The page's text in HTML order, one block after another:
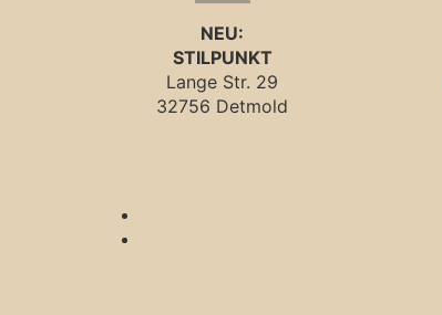
NEU:
STILPUNKT
Lange Str. 29
32756 Detmold